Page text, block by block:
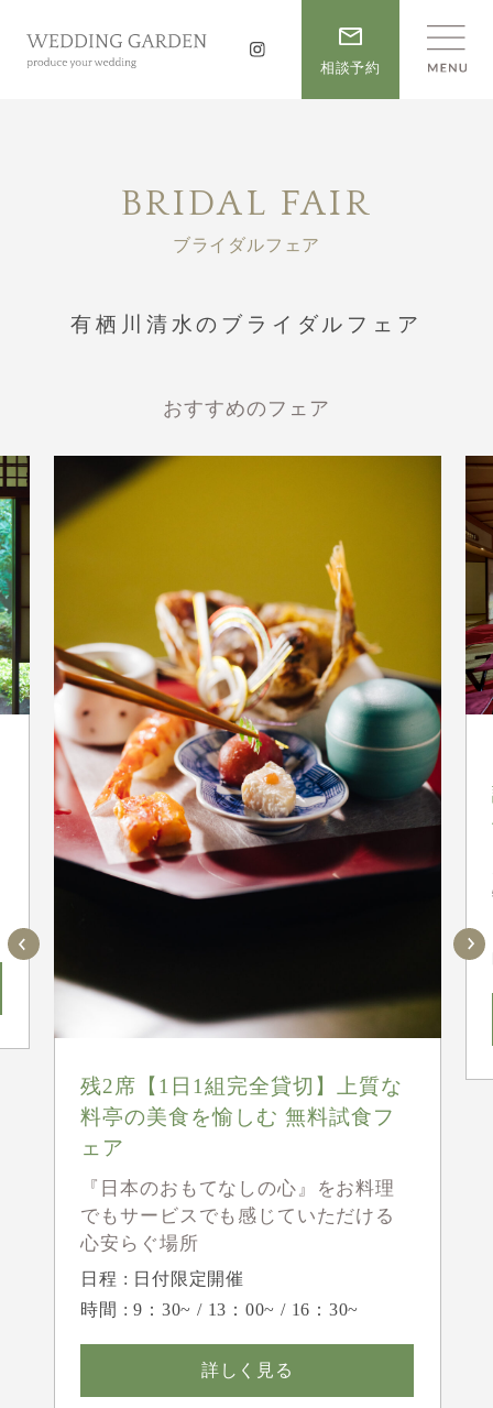
相談予約
BRIDAL FAIR
ブライダルフェア
有栖川清水のブライダルフェア
おすすめのフェア
残2席【1日1組完全貸切】上質な
料亭の美食を愉しむ 無料試食フ
ェア
『日本のおもてなしの心』をお料理
でもサービスでも感じていただける
心安らぐ場所
日程 : 日付限定開催
時間 : 9：30~ / 13：00~ / 16：30~
詳しく見る